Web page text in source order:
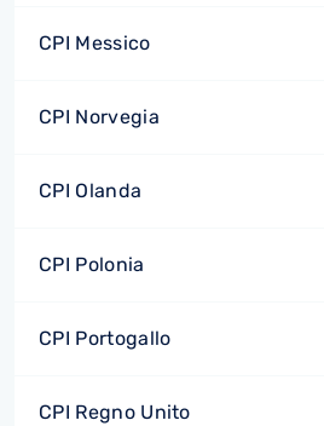
CPI Messico
CPI Norvegia
CPI Olanda
CPI Polonia
CPI Portogallo
CPI Regno Unito